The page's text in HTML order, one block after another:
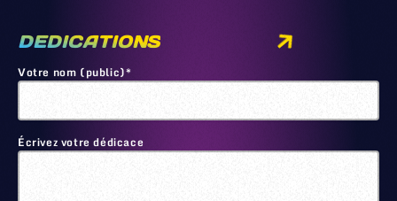
DEDICATIONS
Votre nom (public)*
Écrivez votre dédicace